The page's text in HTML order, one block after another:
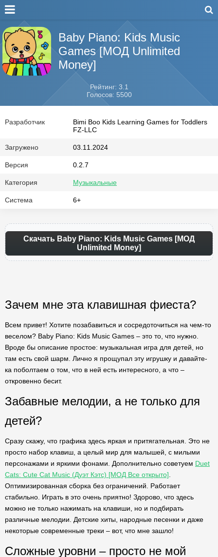
Baby Piano: Kids Music
Games [МОД Unlimited
Money]
Рейтинг: 3.1
Голосов: 5500
Разработчик
Bimi Boo Kids Learning Games for Toddlers
FZ-LLC
Загружено 03.11.2024
Версия 0.2.7
Категория Музыкальные
Система 6+
Скачать Baby Piano: Kids Music Games [МОД
Unlimited Money]
Зачем мне эта клавишная фиеста?
Всем привет! Хотите позабавиться и сосредоточиться на чем-то
веселом? Baby Piano: Kids Music Games – это то, что нужно.
Вроде бы описание простое: музыкальная игра для детей, но
там есть свой шарм. Лично я прощупал эту игрушку и давайте-
ка поболтаем о том, что в ней есть интересного, а что –
откровенно бесит.
Забавные мелодии, а не только для
детей?
Сразу скажу, что графика здесь яркая и притягательная. Это не
просто набор клавиш, а целый мир для малышей, с милыми
персонажами и яркими фонами. Дополнительно советуем Duet
Cats: Cute Cat Music (Дуэт Кэтс) [МОД Все открыто]
Оптимизированная сборка без ограничений. Работает
стабильно. Играть в это очень приятно! Здорово, что здесь
можно не только нажимать на клавиши, но и подбирать
различные мелодии. Детские хиты, народные песенки и даже
некоторые современные треки – вот, что мне зашло!
Сложные уровни – просто не мой